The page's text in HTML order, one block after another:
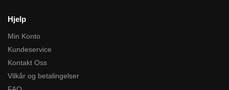
Hjelp
Min Konto
Kundeservice
Kontakt Oss
Vilkår og betalingelser